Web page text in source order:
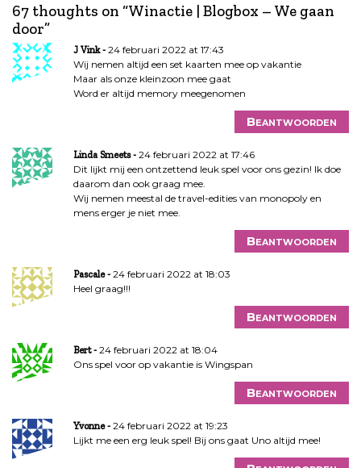
c
h
t
n
a
a
t
i
67 thoughts on “Winactie | Blogbox – We gaan
door”
J Vink
24 februari 2022 at 17:43
Wij nemen altijd een set kaarten mee op vakantie
Maar als onze kleinzoon mee gaat
Word er altijd memory meegenomen
Beantwoorden
Linda Smeets
24 februari 2022 at 17:46
Dit lijkt mij een ontzettend leuk spel voor ons gezin! Ik doe
daarom dan ook graag mee.
Wij nemen meestal de travel-edities van monopoly en
mens erger je niet mee.
Beantwoorden
Pascale
24 februari 2022 at 18:03
Heel graag!!!
Beantwoorden
Bert
24 februari 2022 at 18:04
Ons spel voor op vakantie is Wingspan
Beantwoorden
Yvonne
24 februari 2022 at 19:23
Lijkt me een erg leuk spel! Bij ons gaat Uno altijd mee!